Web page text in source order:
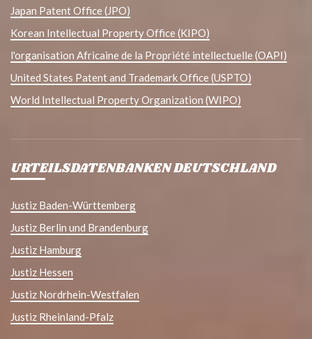
Japan Patent Office (JPO)
Korean Intellectual Property Office (KIPO)
l'organisation Africaine de la Propriété intellectuelle (OAPI)
United States Patent and Trademark Office (USPTO)
World Intellectual Property Organization (WIPO)
URTEILSDATENBANKEN DEUTSCHLAND
Justiz Baden-Württemberg
Justiz Berlin und Brandenburg
Justiz Hamburg
Justiz Hessen
Justiz Nordrhein-Westfalen
Justiz Rheinland-Pfalz